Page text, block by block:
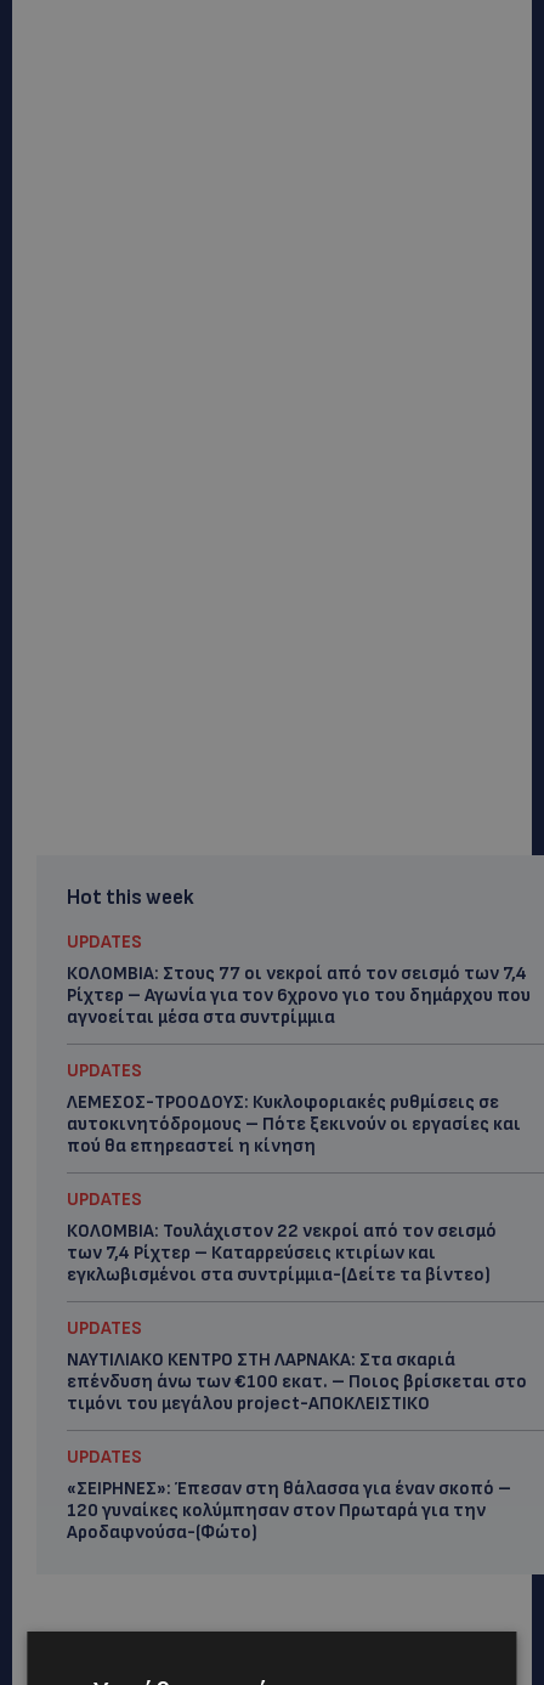
Hot this week
UPDATES
ΚΟΛΟΜΒΙΑ: Στους 77 οι νεκροί από τον σεισμό των 7,4
Ρίχτερ – Αγωνία για τον 6χρονο γιο του δημάρχου που
αγνοείται μέσα στα συντρίμμια
UPDATES
ΛΕΜΕΣΟΣ-ΤΡΟΟΔΟΥΣ: Κυκλοφοριακές ρυθμίσεις σε
αυτοκινητόδρομους – Πότε ξεκινούν οι εργασίες και
πού θα επηρεαστεί η κίνηση
UPDATES
ΚΟΛΟΜΒΙΑ: Τουλάχιστον 22 νεκροί από τον σεισμό
των 7,4 Ρίχτερ – Καταρρεύσεις κτιρίων και
εγκλωβισμένοι στα συντρίμμια-(Δείτε τα βίντεο)
UPDATES
ΝΑΥΤΙΛΙΑΚΟ ΚΕΝΤΡΟ ΣΤΗ ΛΑΡΝΑΚΑ: Στα σκαριά
επένδυση άνω των €100 εκατ. – Ποιος βρίσκεται στο
τιμόνι του μεγάλου project-ΑΠΟΚΛΕΙΣΤΙΚΟ
UPDATES
«ΣΕΙΡΗΝΕΣ»: Έπεσαν στη θάλασσα για έναν σκοπό –
120 γυναίκες κολύμπησαν στον Πρωταρά για την
Αροδαφνούσα-(Φώτο)